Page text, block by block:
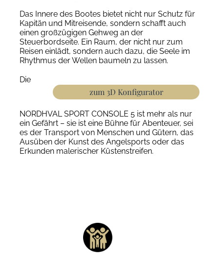
Das Innere des Bootes bietet nicht nur Schutz für
Kapitän und Mitreisende, sondern schafft auch
einen großzügigen Gehweg an der
Steuerbordseite. Ein Raum, der nicht nur zum
Reisen einlädt, sondern auch dazu, die Seele im
Rhythmus der Wellen baumeln zu lassen.
zum 3D Konfigurator
Die
NORDHVAL SPORT CONSOLE 5 ist mehr als nur
ein Gefährt – sie ist eine Bühne für Abenteuer, sei
es der Transport von Menschen und Gütern, das
Ausüben der Kunst des Angelsports oder das
Erkunden malerischer Küstenstreifen.